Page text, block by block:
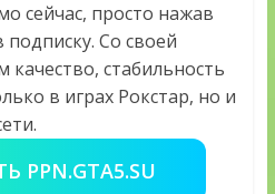
сейчас, просто нажав
Со своей
качество, стабильность
в играх Рокстар, но и